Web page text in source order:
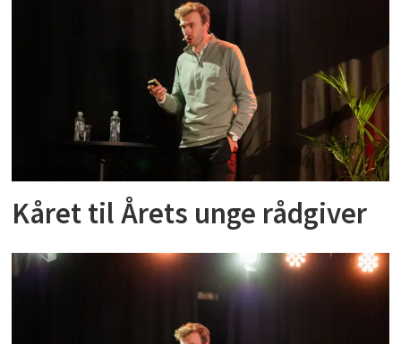
Kåret til Årets unge rådgiver